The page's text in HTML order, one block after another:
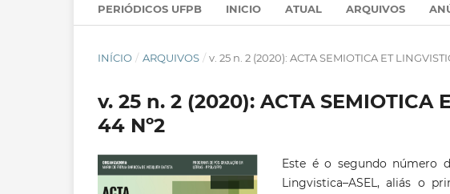
PERIÓDICOS UFPB INICIO ATUAL ARQUIVOS
INÍCIO / ARQUIVOS / v. 25 n. 2 (2020): ACTA SEMIOTICA ET
v. 25 n. 2 (2020): ACTA SEMIOTICA
44 Nº2
Este é o segundo número
Lingvistica–ASEL, aliás o